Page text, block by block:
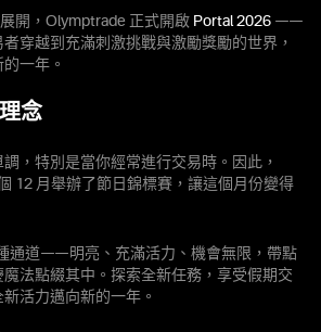
開，Olymptrade 正式開啟 Portal 2026 ——
穿越到充滿刺激挑戰與激勵獎勵的世界，
一年。
念
，特別是當你經常進行交易時。因此，
12 月舉辦了節日錦標賽，讓這個月份變得
通道——明亮、充滿活力、機會無限，帶點
法點綴其中。探索全新任務，享受假期交
活力邁向新的一年。